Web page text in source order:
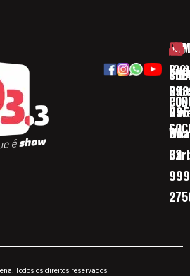
(32)
32
Todos os direitos reservados